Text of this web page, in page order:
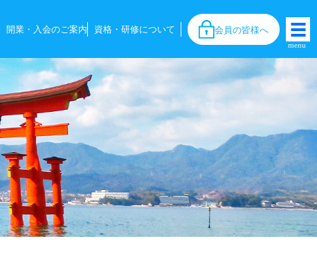
開業・入会のご案内 資格・研修について 会員の皆様へ